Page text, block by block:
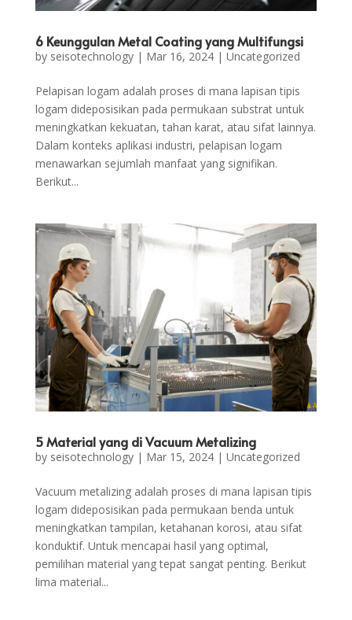
6 Keunggulan Metal Coating yang Multifungsi
by seisotechnology| Mar 16, 2024| Uncategorized
Pelapisan logam adalah proses di mana lapisan tipis
logam dideposisikan pada permukaan substrat untuk
meningkatkan kekuatan, tahan karat, atau sifat lainnya.
Dalam konteks aplikasi industri, pelapisan logam
menawarkan sejumlah manfaat yang signifikan.
Berikut...
5 Material yang di Vacuum Metalizing
by seisotechnology| Mar 15, 2024| Uncategorized
Vacuum metalizing adalah proses di mana lapisan tipis
logam dideposisikan pada permukaan benda untuk
meningkatkan tampilan, ketahanan korosi, atau sifat
konduktif. Untuk mencapai hasil yang optimal,
pemilihan material yang tepat sangat penting. Berikut
lima material...